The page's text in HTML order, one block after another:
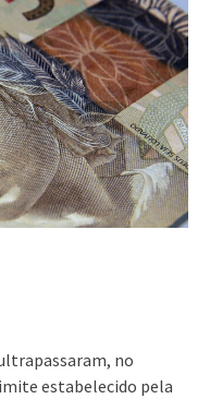
no
estabelecido pela